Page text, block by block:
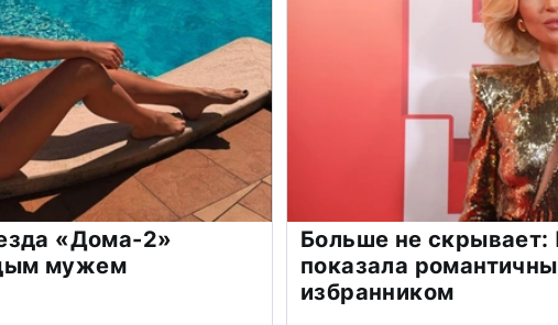
«Дома-2»
мужем
Больше не скрывает:
показала
избранником